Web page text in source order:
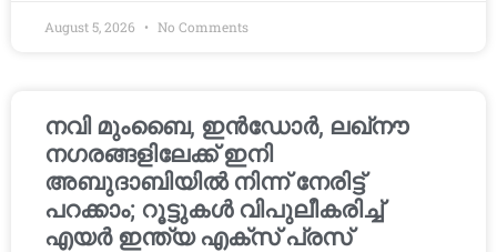
August 5, 2026 No Comments
നവി മുംബൈ, ഇൻഡോർ, ലഖ്നൗ
നഗരങ്ങളിലേക്ക് ഇനി
അബുദാബിയിൽ നിന്ന് നേരിട്ട്
പറക്കാം; റൂട്ടുകൾ വിപുലീകരിച്ച്
എയർ ഇന്ത്യ എക്സ് പ്രസ്